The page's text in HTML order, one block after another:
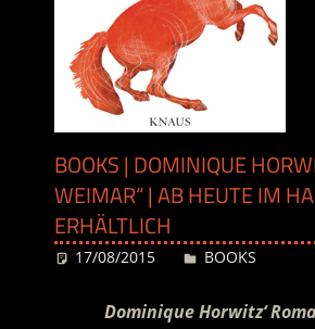
BOOKS | DOMINIQUE
WEIMAR“ | AB HEUTE IM
ERHÄLTLICH
17/08/2015 Desiree
BOOKS
Dominique Horwitz‘